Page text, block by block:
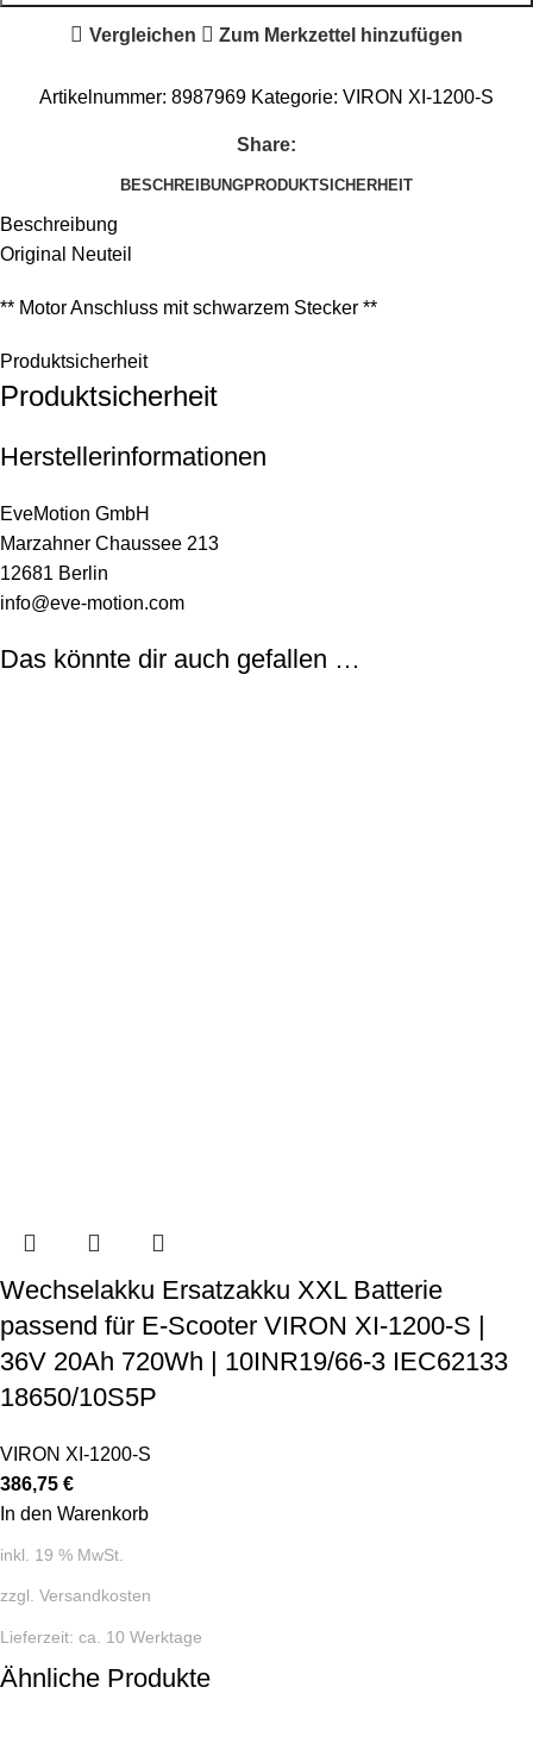
Vergleichen Zum Merkzettel hinzufügen
Artikelnummer: 8987969 Kategorie: VIRON XI-1200-S
Share:
BESCHREIBUNGPRODUKTSICHERHEIT
Beschreibung
Original Neuteil
** Motor Anschluss mit schwarzem Stecker **
Produktsicherheit
Produktsicherheit
Herstellerinformationen
EveMotion GmbH
Marzahner Chaussee 213
12681 Berlin
info@eve-motion.com
Das könnte dir auch gefallen …
Wechselakku Ersatzakku XXL Batterie
passend für E-Scooter VIRON XI-1200-S |
36V 20Ah 720Wh | 10INR19/66-3 IEC62133
18650/10S5P
VIRON XI-1200-S
386,75 €
In den Warenkorb
inkl. 19 % MwSt.
zzgl. Versandkosten
Lieferzeit: ca. 10 Werktage
Ähnliche Produkte